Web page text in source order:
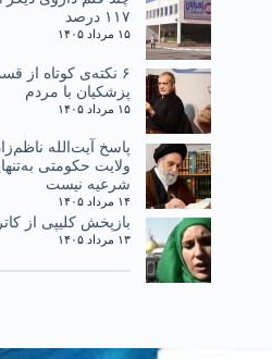
۱۱۷ درصد
۱۵ مرداد ۱۴۰۵
پزشکیان با مردم
۱۵ مرداد ۱۴۰۵
پاسخ آیت‌الله
ولایت حکومتی
شرعیه نیست
۱۴ مرداد ۱۴۰۵
بازپخش کلیپی از
۱۳ مرداد ۱۴۰۵